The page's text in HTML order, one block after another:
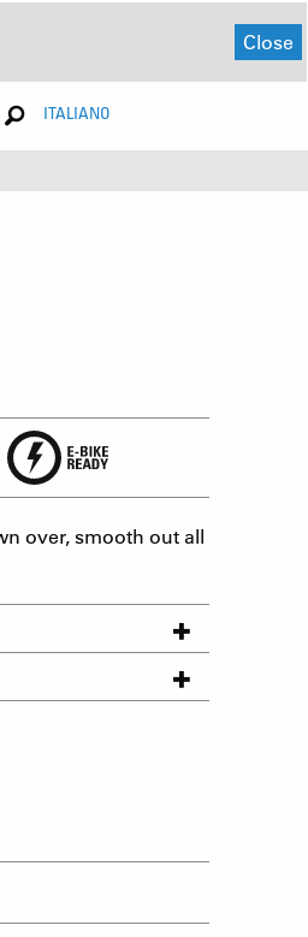
Close
ITALIANO
over, smooth out all